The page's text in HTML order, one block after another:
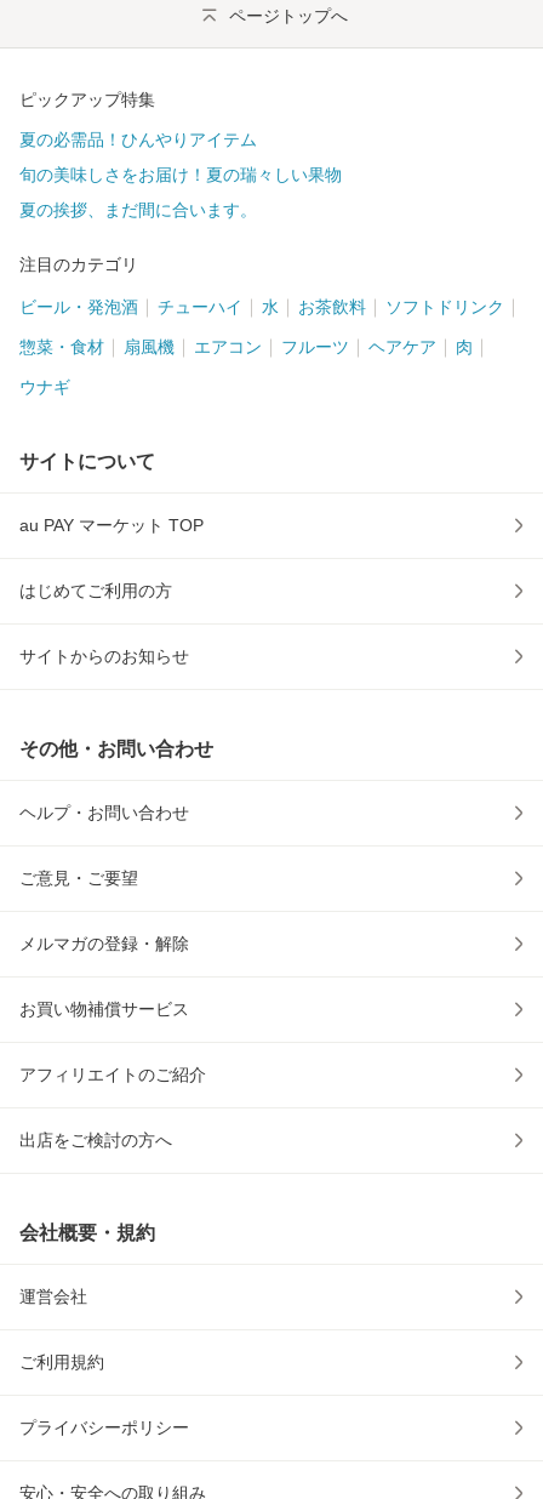
ページトップへ
ピックアップ特集
夏の必需品！ひんやりアイテム
旬の美味しさをお届け！夏の瑞々しい果物
夏の挨拶、まだ間に合います。
注目のカテゴリ
ビール・発泡酒 チューハイ 水 お茶飲料 ソフトドリンク
惣菜・食材 扇風機 エアコン フルーツ ヘアケア 肉
ウナギ
サイトについて
au PAY マーケット TOP
はじめてご利用の方
サイトからのお知らせ
その他・お問い合わせ
ヘルプ・お問い合わせ
ご意見・ご要望
メルマガの登録・解除
お買い物補償サービス
アフィリエイトのご紹介
出店をご検討の方へ
会社概要・規約
運営会社
ご利用規約
プライバシーポリシー
安心・安全への取り組み